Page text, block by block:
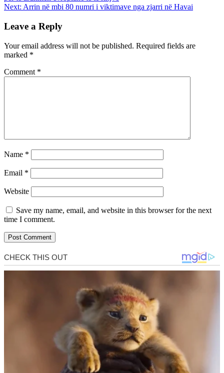
Next: Arrin në mbi 80 numri i viktimave nga zjarri në Havai
Leave a Reply
Your email address will not be published. Required fields are
marked *
Comment *
Name *
Email *
Website
Save my name, email, and website in this browser for the next
time I comment.